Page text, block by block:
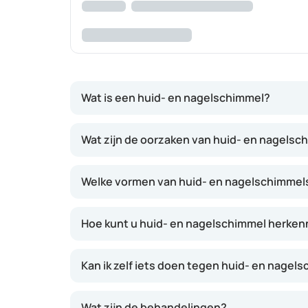
Wat is een huid- en nagelschimmel?
Schimmel- en gistinfecties in weefsels en
krijgen bepaalde schimmel- en gistsoorten
pityriasis versicolor, dat niet zijn. Of een
Wat zijn de oorzaken van huid- en
Welke vormen van huid- en
Hoe kunt u huid- en nagelschimmel
Kan ik zelf iets doen tegen huid- en